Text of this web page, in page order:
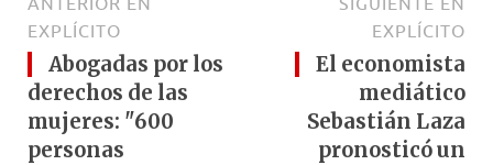
EXPLÍCITO
Abogadas por los
derechos de las
mujeres: "600
personas
EXPLÍCITO
El economista
mediático
Sebastián Laza
pronosticó un